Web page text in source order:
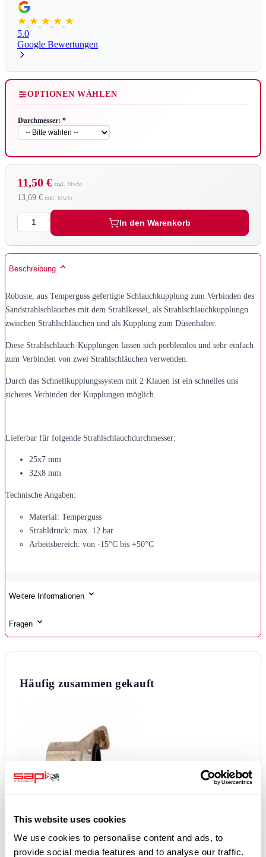
This website uses cookies
We use cookies to personalise content and ads, to
provide social media features and to analyse our traffic.
5.0
Google Bewertungen
OPTIONEN WÄHLEN
Durchmesser: *
13,69 €
11,50 €
Menge
In den Warenkorb
Beschreibung
Robuste, aus Temperguss gefertigte Schlauchkupplung zum Verbinden des
Sandstrahlschlauches mit dem Strahlkessel, als Strahlschlauchkupplungn
zwischen Strahlschläuchen und als Kupplung zum Düsenhalter.
Diese Strahlschlauch-Kupplungen lassen sich porblemlos und sehr einfach
zum Verbinden von zwei Strahlschläuchen verwenden.
Durch das Schnellkupplungssystem mit 2 Klauen ist ein schnelles uns
sicheres Verbinden der Kupplungen möglich.
Lieferbar für folgende Strahlschlauchdurchmesser:
25x7 mm
32x8 mm
Technische Angaben:
Material: Temperguss
Strahldruck: max. 12 bar
Arbeitsbereich: von -15°C bis +50°C
Weitere Informationen
Fragen
Häufig zusammen gekauft